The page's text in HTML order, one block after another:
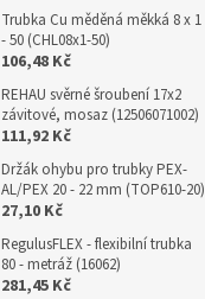
Trubka Cu měděná měkká 8 x 1
- 50 (CHL08x1-50)
106,48 Kč
REHAU svěrné šroubení 17x2
závitové, mosaz (12506071002)
111,92 Kč
Držák ohybu pro trubky PEX-
AL/PEX 20 - 22 mm (TOP610-20)
27,10 Kč
RegulusFLEX - flexibilní trubka
80 - metráž (16062)
281,45 Kč